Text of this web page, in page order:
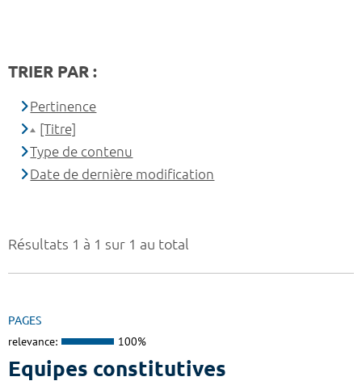
Résultats 1 à 1 sur 1 au total
PAGES
relevance: 100%
Equipes constitutives
TRIER PAR :
Pertinence
[Titre]
Type de contenu
Date de dernière modification